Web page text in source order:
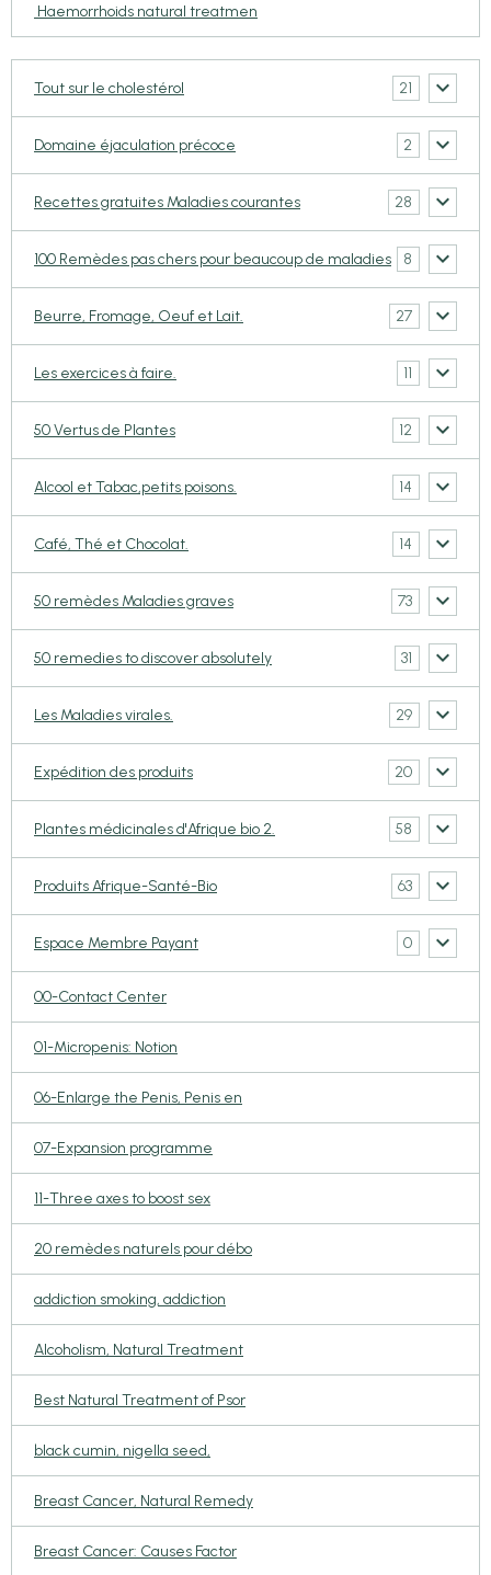
Haemorrhoids natural treatmen
Tout sur le cholestérol 21
Domaine éjaculation précoce 2
Recettes gratuites Maladies courantes 28
100 Remèdes pas chers pour beaucoup de maladies 8
Beurre, Fromage, Oeuf et Lait. 27
Les exercices à faire. 11
50 Vertus de Plantes 12
Alcool et Tabac,petits poisons. 14
Café, Thé et Chocolat. 14
50 remèdes Maladies graves 73
50 remedies to discover absolutely 31
Les Maladies virales. 29
Expédition des produits 20
Plantes médicinales d'Afrique bio 2. 58
Produits Afrique-Santé-Bio 63
Espace Membre Payant 0
00-Contact Center
01-Micropenis: Notion
06-Enlarge the Penis, Penis en
07-Expansion programme
11-Three axes to boost sex
20 remèdes naturels pour débo
addiction smoking, addiction
Alcoholism, Natural Treatment
Best Natural Treatment of Psor
black cumin, nigella seed,
Breast Cancer, Natural Remedy
Breast Cancer: Causes Factor